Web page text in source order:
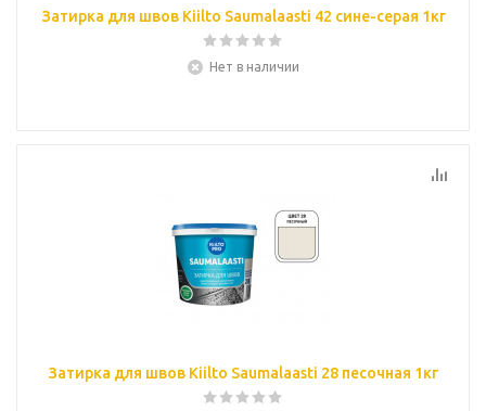
Затирка для швов Kiilto Saumalaasti 42 сине-серая 1кг
Нет в наличии
Затирка для швов Kiilto Saumalaasti 28 песочная 1кг